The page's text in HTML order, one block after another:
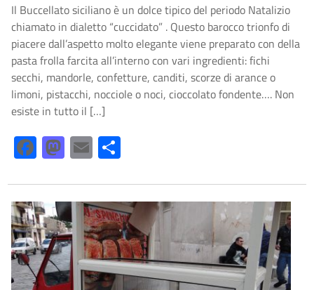
Il Buccellato siciliano è un dolce tipico del periodo Natalizio
chiamato in dialetto “cuccidato” . Questo barocco trionfo di
piacere dall’aspetto molto elegante viene preparato con della
pasta frolla farcita all’interno con vari ingredienti: fichi
secchi, mandorle, confetture, canditi, scorze di arance o
limoni, pistacchi, nocciole o noci, cioccolato fondente…. Non
esiste in tutto il […]
FacebookMastodon
Email